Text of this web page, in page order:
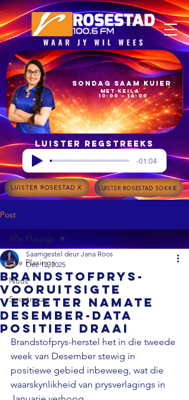
10:00 – 14:00
met Keila
Sondag Saam Kuier
Luister regstreeks
-01:04
LUISTER ROSESTAD X LUISTER ROSESTAD SOKKIE
Post
Alle Plasings
Nuus
Sportnuus
Alle Plasings
Brandstofprys-
vooruitsigte
verbeter namate
Desember-data
positief draai
Saamgestel deur Jana Roos
Dec 12, 2025
Brandstofprys-herstel het in die tweede
week van Desember stewig in
positiewe gebied inbeweeg, wat die
waarskynlikheid van prysverlagings in